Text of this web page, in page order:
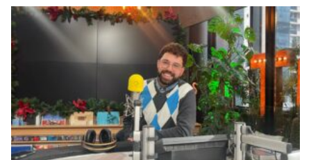
Edhe pse tashmë Algert Sala ka disa vite në tregun
muzikor, duke marrë pjesë në konkurse dhe në shtëpi
diskografike...